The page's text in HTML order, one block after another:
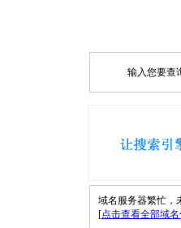
输入您要查
域名服务器繁忙，
[点击查看全部域名